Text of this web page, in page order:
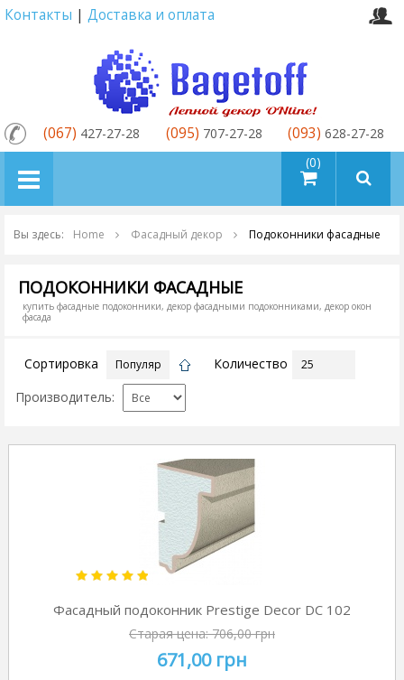
Контакты | Доставка и оплата
товаров (0)
(067) 427-27-28 (095) 707-27-28 (093) 628-27-28
Вы здесь: Home Фасадный декор Подоконники фасадные
ПОДОКОННИКИ ФАСАДНЫЕ
купить фасадные подоконники, декор фасадными подоконниками, декор окон
фасада
Сортировка
Количество
Производитель:
Фасадный подоконник Prestige Decor DC 102
Старая цена:706,00 грн
671,00 грн